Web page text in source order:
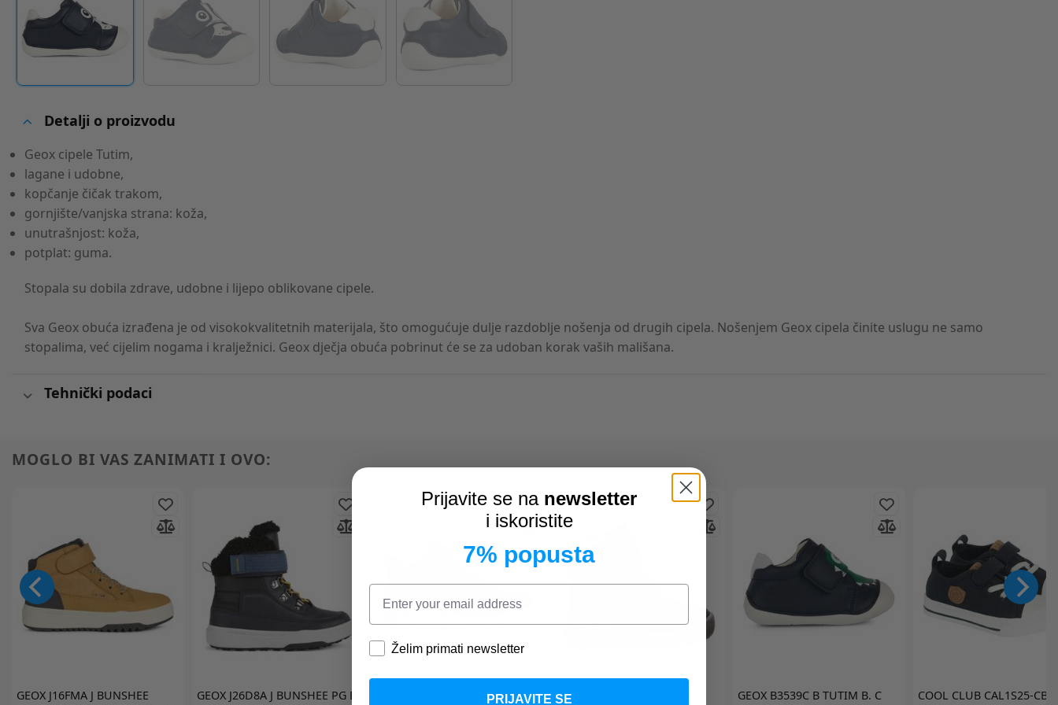
Detalji o proizvodu
Geox cipele Tutim,
lagane i udobne,
kopčanje čičak trakom,
gornjište/vanjska strana: koža,
unutrašnjost: koža,
potplat: guma.
Stopala su dobila zdrave, udobne i lijepo oblikovane cipele.
Sva Geox obuća izrađena je od visokokvalitetnih materijala, što omogućuje dulje razdoblje nošenja od drugih cipela. Nošenjem Geox cipela činite uslugu ne samo
stopalima, već cijelim nogama i kralježnici. Geox dječja obuća pobrinut će se za udoban korak vaših mališana.
Tehnički podaci
MOGLO BI VAS ZANIMATI I OVO:
GEOXJ16FMA J BUNSHEE
GEOX J26D8A J BUNSHEE PG B
J949XA J FLEXYPER B.B
SUPERFIT GEOXB3539C B TUTIM B. C
COOL CLUB CAL1S25-
Prijavite se na newsletter
i iskoristite
7% popusta
Želim primati newsletter
PRIJAVITE SE